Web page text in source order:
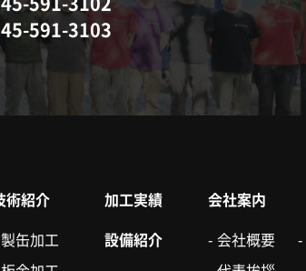
591-3103
術紹介
製缶加工
加工実績
設備紹介
会社案内
- 会社概要 -